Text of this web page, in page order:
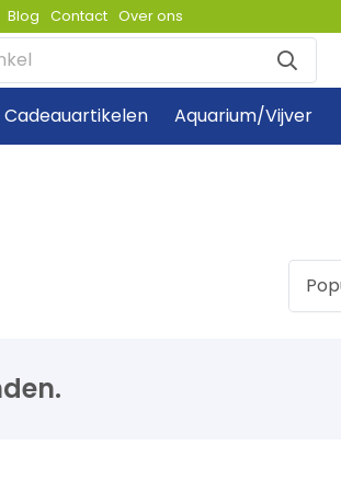
Blog Contact Over ons
Cadeauartikelen Aquarium/Vijver